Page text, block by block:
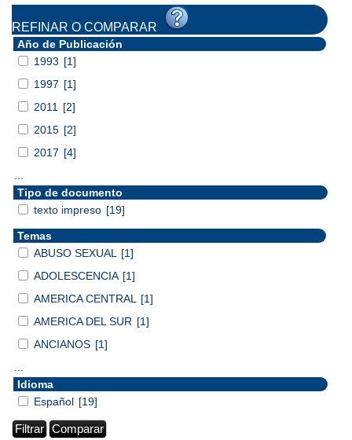
REFINAR O COMPARAR
Año de Publicación
1993 [1]
1997 [1]
2011
[2]
2015 [2]
2017 [4]
Tipo de documento
texto impreso [19]
Temas
ABUSO SEXUAL
[1]
ADOLESCENCIA [1]
AMERICA CENTRAL
[1]
AMERICA DEL SUR [1]
ANCIANOS [1]
Idioma
Español [19]